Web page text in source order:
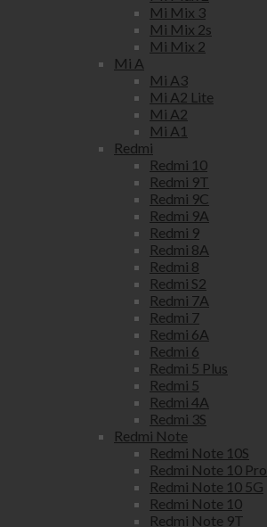
Mi Mix 3
Mi Mix 2s
Mi Mix 2
Mi A
Mi A3
Mi A2 Lite
Mi A2
Mi A1
Redmi
Redmi 10
Redmi 9T
Redmi 9C
Redmi 9A
Redmi 9
Redmi 8A
Redmi 8
Redmi S2
Redmi 7A
Redmi 7
Redmi 6A
Redmi 6
Redmi 5 Plus
Redmi 5
Redmi 4A
Redmi 3S
Redmi Note
Redmi Note 10S
Redmi Note 10 Pro
Redmi Note 10 5G
Redmi Note 10
Redmi Note 9T